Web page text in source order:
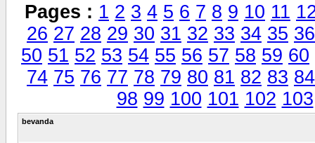
Pages : 1 2 3 4 5 6 7 8 9 10 11
26 27 28 29 30 31 32 33 34 35 36
50 51 52 53 54 55 56 57 58 59 60
74 75 76 77 78 79 80 81 82 83 84
98 99 100 101 102 103
bevanda